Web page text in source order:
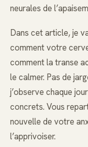
neurales de
Dans cet article, je
comment votre
comment la transe
le calmer. Pas de
j’observe chaque
concrets. Vous
nouvelle de votre
l’apprivoiser.